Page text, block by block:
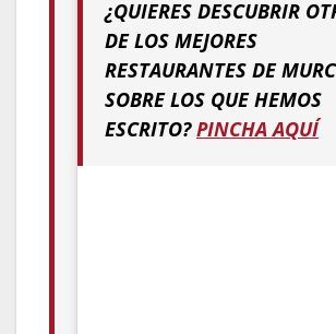
¿QUIERES DESCUBRIR
DE LOS MEJORES
RESTAURANTES DE
SOBRE LOS QUE HEMOS
ESCRITO?PINCHA AQUÍ